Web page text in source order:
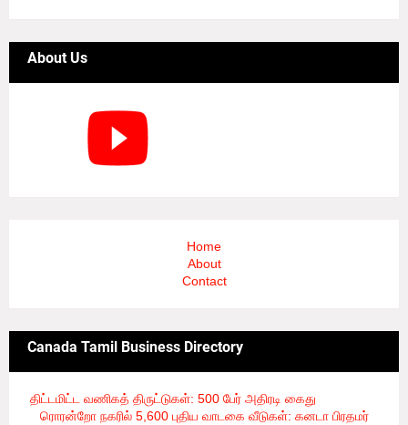
About Us
Home
About
Contact
Canada Tamil Business Directory
திட்டமிட்ட வணிகத் திருட்டுகள்: 500 பேர் அதிரடி கைது
ரொரன்றோ நகரில் 5,600 புதிய வாடகை வீடுகள்: கனடா பிரதமர்